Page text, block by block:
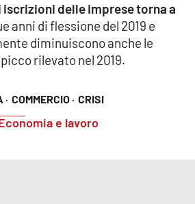
· COMMERCIO · CRISI
e lavoro
iscrizioni delle imprese torna a
anni di flessione del 2019 e
diminuiscono anche le
rilevato nel 2019.